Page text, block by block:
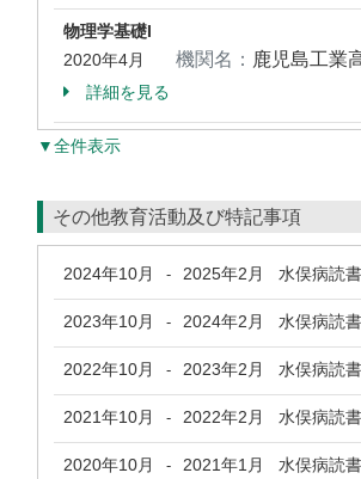
物理学基礎I
2020年4月
機関名： 鹿児島工業
詳細を見る
▼全件表示
その他教育活動及び特記事項
2024年10月 - 2025年2月 水俣病読
2023年10月 - 2024年2月 水俣病読
2022年10月 - 2023年2月 水俣病読
2021年10月 - 2022年2月 水俣病読
2020年10月 - 2021年1月 水俣病読